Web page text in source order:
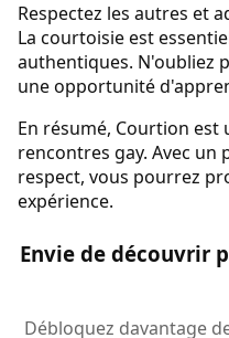
Respectez les autres et
La courtoisie est
authentiques. N'oubliez
une opportunité
En résumé, Courtion est
rencontres gay. Avec
respect, vous pourrez
expérience.
Envie de découvrir
Débloquez davantage